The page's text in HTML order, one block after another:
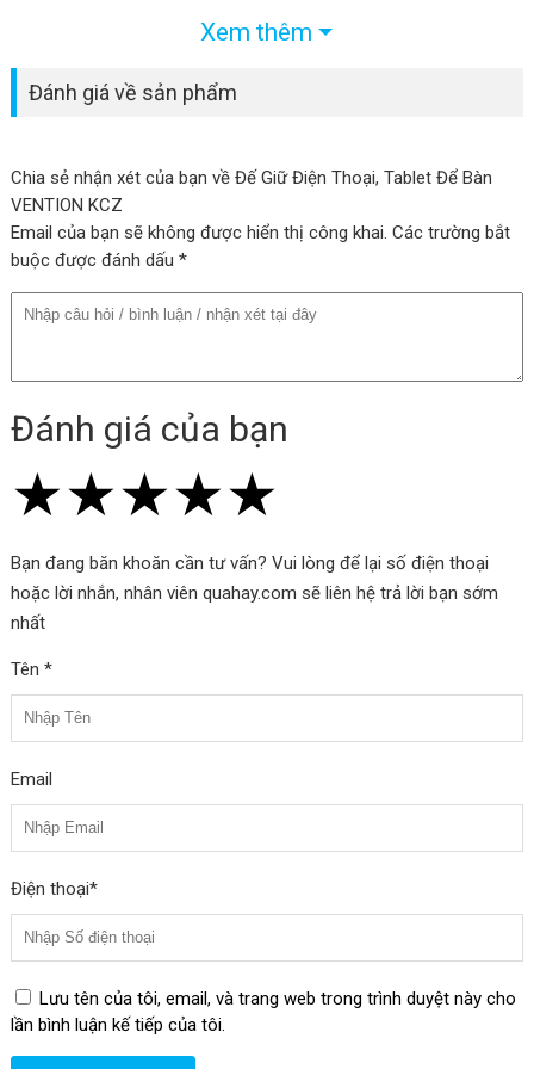
Tính năng Đế Giữ Điện Thoại, Tablet Để
Giữ điện thoại ổn định
Giá đỡ được thiết kế để giữ điện thoại di động của bạn ở vị trí
thoại.
Thiết kế nhỏ gọn giúp tiết kiệm không gian trên bàn làm việc,
thoại trong quá trình làm việc hoặc xem nội dung đa phương tiện.
Thích hợp với mọi kích thước điện thoại
Giá đỡ điện thoại cho bàn làm việc được thiết kế để tương thích
hợp với hầu hết các dòng điện thoại hiện có trên thị trường.
Thiết kế đơn giản và tinh tế
Với kiểu dáng đơn giản và hiện đại, giá đỡ điện thoại tạo điểm
nhấn thẩm mỹ cho không gian làm việc của bạn.
Giá đỡ có thiết kế gập gọn và dễ dàng cài đặt, cho phép bạn dễ
dàng di chuyển và sử dụng ở nhiều vị trí khác nhau trên bàn làm
việc.
Chất liệu chất lượng cao
Xem thêm
Đánh giá về sản phẩm
Chia sẻ nhận xét của bạn về Đế Giữ Điện Thoại, Tablet Để Bàn
VENTION KCZ
Email của bạn sẽ không được hiển thị công khai. Các trường bắt
buộc được đánh dấu *
Đánh giá của bạn
★
★★
★★★
★★★★
★★★★★
Bạn đang băn khoăn cần tư vấn? Vui lòng để lại số điện thoại
hoặc lời nhắn, nhân viên quahay.com sẽ liên hệ trả lời bạn sớm
nhất
Tên *
Email
Điện thoại*
Lưu tên của tôi, email, và trang web trong trình duyệt này cho
lần bình luận kế tiếp của tôi.